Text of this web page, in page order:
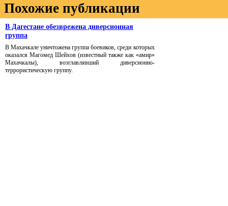
Похожие публикации
В Дагестане обезврежена диверсионная
группа
В Махачкале уничтожена группа боевиков, среди которых
оказался Магомед Шейхов (известный также как «амир»
Махачкалы), возглавлявший диверсионно-
террористическую группу.